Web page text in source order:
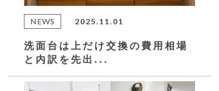
NEWS 2025.11.01
洗面台は上だけ交換の費用相場
と内訳を先出...